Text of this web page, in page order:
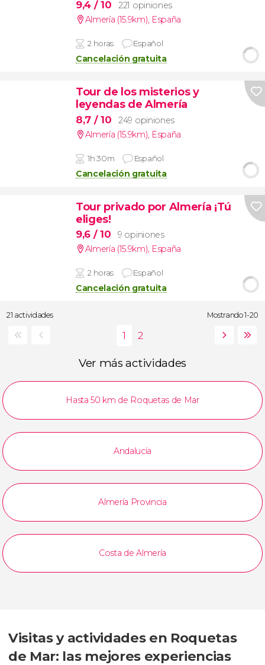
9,4 / 10
221 opiniones
Almería (15.9km), España
2 horas Español
Cancelación gratuita
Tour de los misterios y
leyendas de Almería
8,7 / 10
249 opiniones
Almería (15.9km), España
1h 30m Español
Cancelación gratuita
Tour privado por Almería ¡Tú
eliges!
9,6 / 10
9 opiniones
Almería (15.9km), España
2 horas Español
Cancelación gratuita
21 actividades Mostrando 1-20
Ver más actividades
Hasta 50 km de Roquetas de Mar
Andalucía
Almería Provincia
Costa de Almería
Visitas y actividades en Roquetas
de Mar: las mejores experiencias